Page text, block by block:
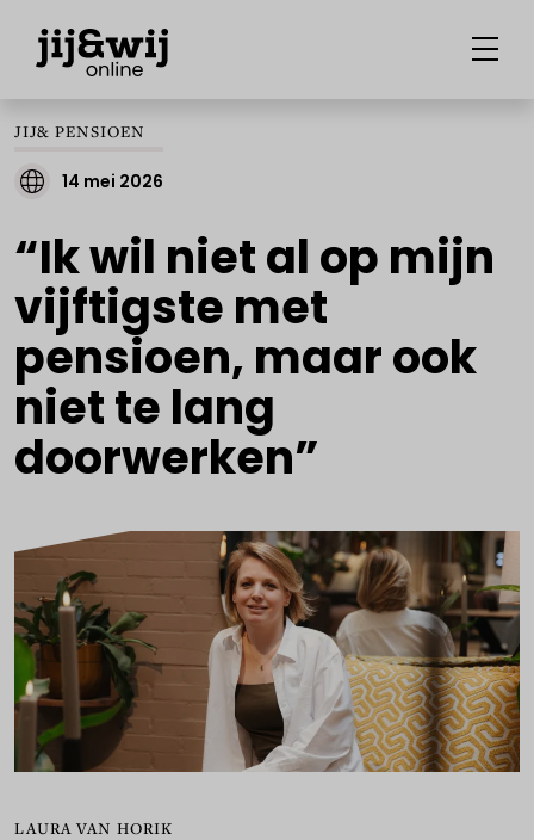
JIJ& PENSIOEN
14 mei 2026
“Ik wil niet al op mijn
vijftigste met
pensioen, maar ook
niet te lang
doorwerken”
LAURA VAN HORIK